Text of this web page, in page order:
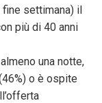
settimana) il
più di 40 anni
una notte,
o è ospite